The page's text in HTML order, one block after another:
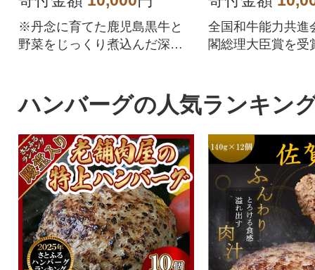
※丹念に育てた鹿児島黒牛と
野菜をじっくり煮込んだ深い
保存も可能なので保存食とし
てもおススメです。
全国和牛能力共進
閣総理大臣賞を受
ハンバーグの人気ランキン